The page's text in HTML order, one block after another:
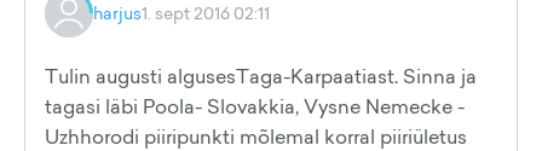
harjus1. sept 2016 02:11
Tulin augusti algusesTaga-Karpaatiast. Sinna ja
tagasi läbi Poola- Slovakkia, Vysne Nemecke -
Uzhhorodi piiripunkti mõlemal korral piiriületus